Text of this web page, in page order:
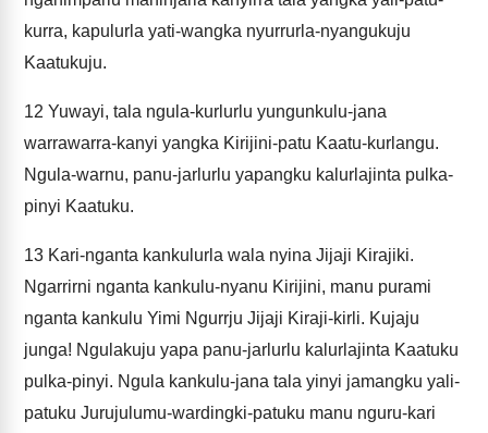
kurra, kapulurla yati-wangka nyurrurla-nyangukuju
Kaatukuju.
12 Yuwayi, tala ngula-kurlurlu yungunkulu-jana
warrawarra-kanyi yangka Kirijini-patu Kaatu-kurlangu.
Ngula-warnu, panu-jarlurlu yapangku kalurlajinta pulka-
pinyi Kaatuku.
13 Kari-nganta kankulurla wala nyina Jijaji Kirajiki.
Ngarrirni nganta kankulu-nyanu Kirijini, manu purami
nganta kankulu Yimi Ngurrju Jijaji Kiraji-kirli. Kujaju
junga! Ngulakuju yapa panu-jarlurlu kalurlajinta Kaatuku
pulka-pinyi. Ngula kankulu-jana tala yinyi jamangku yali-
patuku Jurujulumu-wardingki-patuku manu nguru-kari